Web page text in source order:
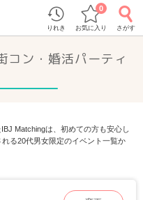
りれき お気に入り
0
さがす
コン・婚活パーティ
Matchingは、初めての方も安心し
る20代男女限定のイベント一覧か